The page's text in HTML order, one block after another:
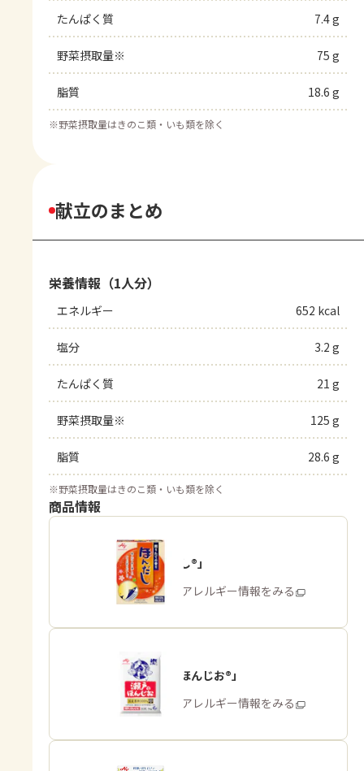
たんぱく質 7.4 g
野菜摂取量※ 75 g
脂質 18.6 g
※野菜摂取量はきのこ類・いも類を除く
献立のまとめ
栄養情報（1人分）
エネルギー 652 kcal
塩分 3.2 g
たんぱく質 21 g
野菜摂取量※ 125 g
脂質 28.6 g
※野菜摂取量はきのこ類・いも類を除く
商品情報
「ほんだし®」
商品・アレルギー情報をみる
「瀬戸のほんじお®」
商品・アレルギー情報をみる